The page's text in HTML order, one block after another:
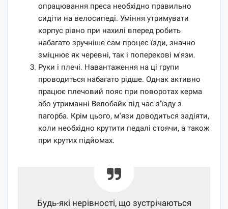
опрацювання преса необхідно правильно
сидіти на велосипеді. Уміння утримувати
корпус рівно при нахилі вперед робить
набагато зручніше сам процес їзди, значно
зміцнює як черевні, так і поперекові м'язи.
Руки і плечі. Навантаження на ці групи
проводиться набагато рідше. Однак активно
працює плечовий пояс при поворотах керма
або утриманні Велобайк під час з'їзду з
пагорба. Крім цього, м'язи доводиться задіяти,
коли необхідно крутити педалі стоячи, а також
при крутих підйомах.
Будь-які нерівності, що зустрічаються